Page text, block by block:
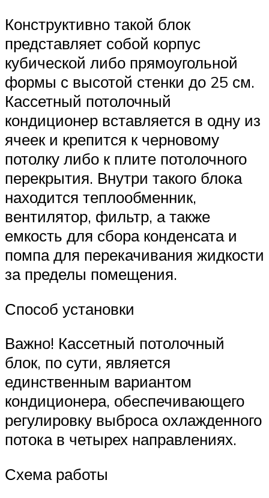
Конструктивно такой блок
представляет собой корпус
кубической либо прямоугольной
формы с высотой стенки до 25 см.
Кассетный потолочный
кондиционер вставляется в одну из
ячеек и крепится к черновому
потолку либо к плите потолочного
перекрытия. Внутри такого блока
находится теплообменник,
вентилятор, фильтр, а также
емкость для сбора конденсата и
помпа для перекачивания жидкости
за пределы помещения.
Способ установки
Важно! Кассетный потолочный
блок, по сути, является
единственным вариантом
кондиционера, обеспечивающего
регулировку выброса охлажденного
потока в четырех направлениях.
Схема работы